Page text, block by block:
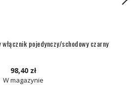
pojedynczy/schodowy czarny
98,40 zł
W magazynie